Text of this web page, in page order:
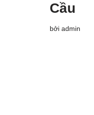
Cầu
bởi admin